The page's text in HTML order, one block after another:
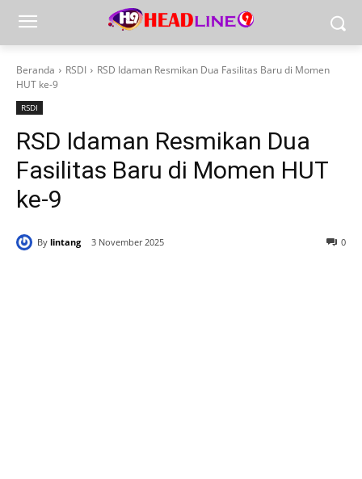
Beranda RSDI
RSD Idaman Resmikan Dua Fasilitas Baru di Momen
HUT ke-9
RSDI
RSD Idaman Resmikan Dua
Fasilitas Baru di Momen HUT
ke-9
By lintang 3 November 2025 0